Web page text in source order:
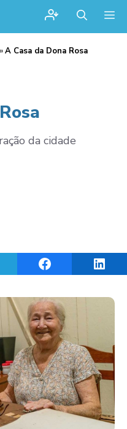
»A Casa da Dona Rosa
da cidade
on TelegramShare on Facebook